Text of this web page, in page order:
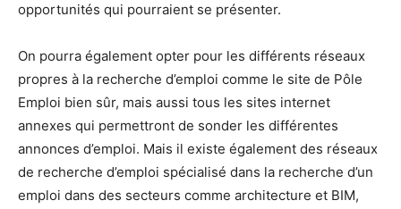
opportunités qui pourraient se présenter.
On pourra également opter pour les différents réseaux
propres à la recherche d’emploi comme le site de Pôle
Emploi bien sûr, mais aussi tous les sites internet
annexes qui permettront de sonder les différentes
annonces d’emploi. Mais il existe également des réseaux
de recherche d’emploi spécialisé dans la recherche d’un
emploi dans des secteurs comme architecture et BIM,